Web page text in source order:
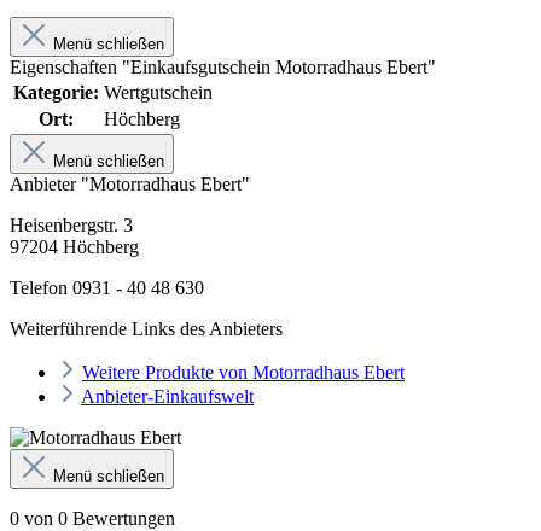
Menü schließen
Eigenschaften "Einkaufsgutschein Motorradhaus Ebert"
Kategorie: Wertgutschein
Ort:
Höchberg
Menü schließen
Anbieter "Motorradhaus Ebert"
Heisenbergstr. 3
97204 Höchberg
Telefon 0931 - 40 48 630
Weiterführende Links des Anbieters
Weitere Produkte von Motorradhaus Ebert
Anbieter-Einkaufswelt
Menü schließen
0 von 0 Bewertungen